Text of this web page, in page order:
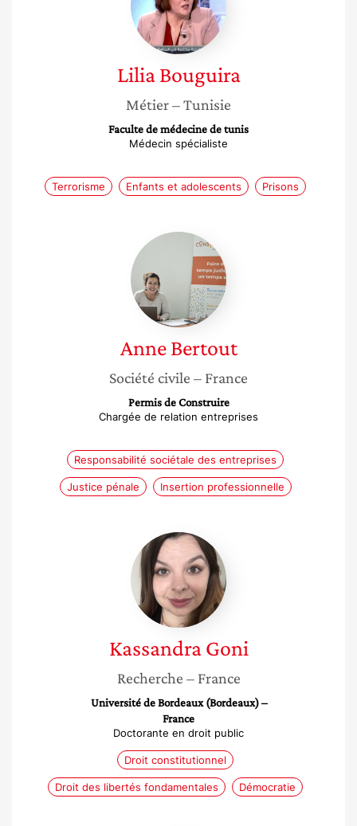
Lilia Bouguira
Métier– Tunisie
Faculte de médecine de tunis
Médecin spécialiste
Terrorisme Enfants et adolescents Prisons
Anne
Bertout
Anne Bertout
Société civile – France
Permis de Construire
Chargée de relation entreprises
Responsabilité sociétale des entreprises
Justice pénale Insertion professionnelle
Kassandra
Goni
Kassandra Goni
Recherche – France
Université de Bordeaux (Bordeaux) –
France
Doctorante en droit public
Droit constitutionnel
Droit des libertés fondamentales Démocratie